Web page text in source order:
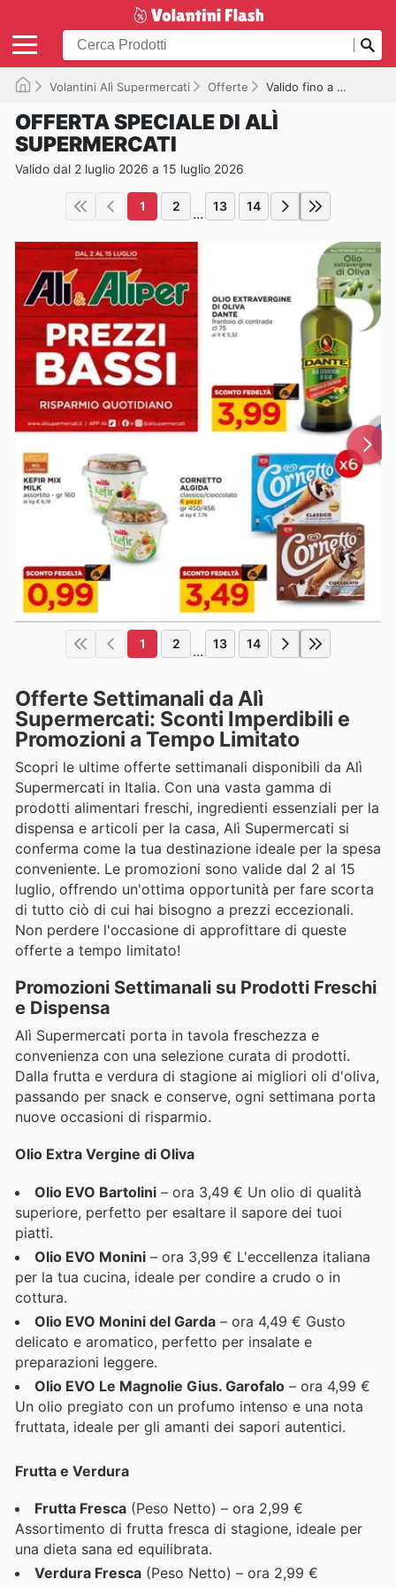
Volantini Alì Supermercati Offerte Valido fino a 15/07/2026
OFFERTA SPECIALE DI ALÌ
SUPERMERCATI
Valido dal 2 luglio 2026 a 15 luglio 2026
1 2 ... 13 14
1 2 ... 13 14
Offerte Settimanali da Alì
Supermercati: Sconti Imperdibili e
Promozioni a Tempo Limitato
Scopri le ultime offerte settimanali disponibili da Alì
Supermercati in Italia. Con una vasta gamma di
prodotti alimentari freschi, ingredienti essenziali per la
dispensa e articoli per la casa, Alì Supermercati si
conferma come la tua destinazione ideale per la spesa
conveniente. Le promozioni sono valide dal 2 al 15
luglio, offrendo un'ottima opportunità per fare scorta
di tutto ciò di cui hai bisogno a prezzi eccezionali.
Non perdere l'occasione di approfittare di queste
offerte a tempo limitato!
Promozioni Settimanali su Prodotti Freschi
e Dispensa
Alì Supermercati porta in tavola freschezza e
convenienza con una selezione curata di prodotti.
Dalla frutta e verdura di stagione ai migliori oli d'oliva,
passando per snack e conserve, ogni settimana porta
nuove occasioni di risparmio.
Olio Extra Vergine di Oliva
Olio EVO Bartolini – ora 3,49 € Un olio di qualità
superiore, perfetto per esaltare il sapore dei tuoi
piatti.
Olio EVO Monini – ora 3,99 € L'eccellenza italiana
per la tua cucina, ideale per condire a crudo o in
cottura.
Olio EVO Monini del Garda – ora 4,49 € Gusto
delicato e aromatico, perfetto per insalate e
preparazioni leggere.
Olio EVO Le Magnolie Gius. Garofalo – ora 4,99 €
Un olio pregiato con un profumo intenso e una nota
fruttata, ideale per gli amanti dei sapori autentici.
Frutta e Verdura
Frutta Fresca (Peso Netto) – ora 2,99 €
Assortimento di frutta fresca di stagione, ideale per
una dieta sana ed equilibrata.
Verdura Fresca (Peso Netto) – ora 2,99 €